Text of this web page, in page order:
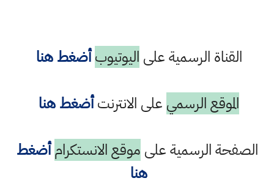
القناة الرسمية على اليوتيوب أضغط هنا
الموقع الرسمي على الانترنتأضغط هنا
الصفحة الرسمية على موقع الانستكرام أضغط
هنا